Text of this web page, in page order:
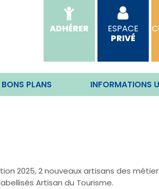
ADHÉRER
ESPACE
PRIVÉ
BONS PLANS INFORMATIONS
2025, 2 nouveaux artisans des
Artisan du Tourisme.